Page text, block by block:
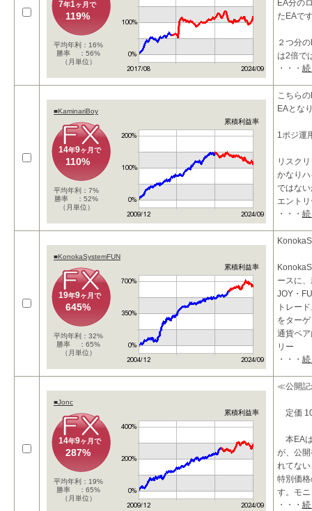
7年1ヶ月で
119%
平均年利：16%
勝率 ：56%
（月単位）
EA分の
たEAで
２つ分
は2倍で
点でも
【損小
・・・
■KaminariBoy
累積利益率
14年9ヶ月で
110%
平均年利：7%
勝率 ：52%
（月単位）
こちら
EAとな
1ポジ運
リスク
かなり
ではな
エント
めです
・・・
■KonokaSystemFUN
累積利益率
19年9ヶ月で
645%
平均年利：32%
勝率 ：65%
（月単位）
ースに
JOY・
トレー
をター
通貨ペ
リー
・・・
■Jonc
累積利益率
14年9ヶ月で
287%
平均年利：19%
勝率 ：65%
（月単位）
≪公開記
定価
本EA
が、公
れてな
特別価
す。モニ
・・・